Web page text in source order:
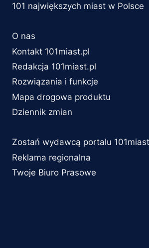
101 największych miast w Polsce
O nas
Kontakt 101miast.pl
Redakcja 101miast.pl
Rozwiązania i funkcje
Mapa drogowa produktu
Dziennik zmian
Zostań wydawcą portalu
Reklama regionalna
Twoje Biuro Prasowe